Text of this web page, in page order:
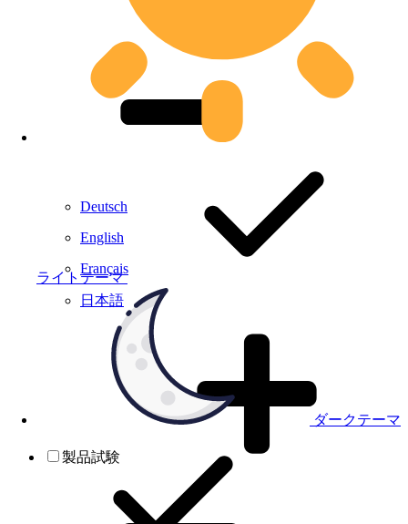
ライトテーマ
ダークテーマ
Deutsch
English
Français
日本語
製品試験